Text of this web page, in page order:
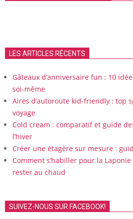
LES ARTICLES RÉCENTS
Gâteaux d’anniversaire fun : 10
soi-même
Aires d’autoroute kid-friendly : top
voyage
Cold cream : comparatif et guide
l’hiver
Créer une étagère sur mesure :
Comment s’habiller pour la
rester au chaud
SUIVEZ-NOUS SUR FACEBOOK!